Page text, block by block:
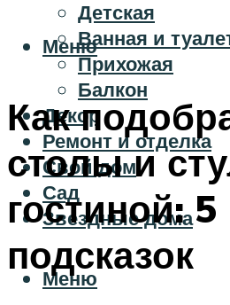
Детская
Ванная и
Прихожая
Балкон
Декор
Ремонт и отделка
Свой дом
Сад
Звездные дома
Меню
Меню
Как
столы и
гостиной: 5
подсказок